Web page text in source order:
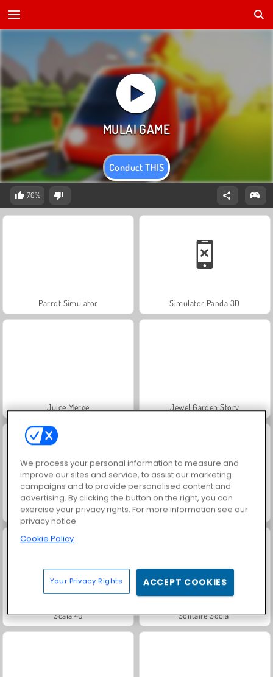
Conduct THIS
76%
Parrot Simulator Simulator Panda 3D
Juice Merge Jewel Garden Story
Grand Mahjong Connect Trollface Quest: USA 2
Scala 40 Solitaire Social
We process your personal information to measure and
improve our sites and service, to assist our marketing
campaigns and to provide personalised content and
advertising. By clicking the button on the right, you can
exercise your privacy rights. For more information see our
privacy notice
Cookie Policy
Your Privacy Rights ACCEPT COOKIES